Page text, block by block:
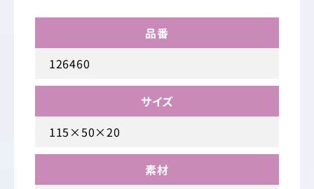
品番
126460
サイズ
115×50×20
素材